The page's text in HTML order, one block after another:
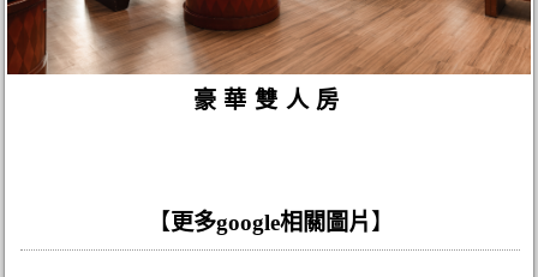
豪華雙人房
【更多google相關圖片 】